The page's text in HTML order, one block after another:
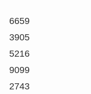
6659
3905
5216
9099
2743